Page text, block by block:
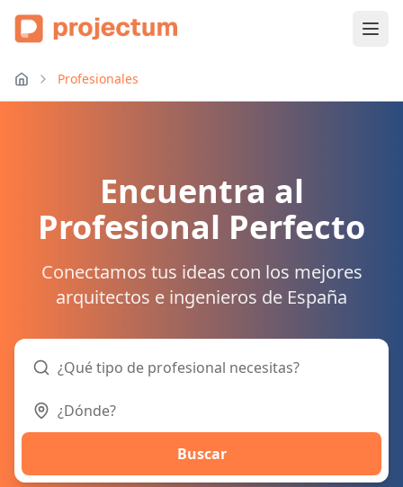
Profesionales
Encuentra al
Profesional Perfecto
Conectamos tus ideas con los mejores
arquitectos e ingenieros de España
Buscar